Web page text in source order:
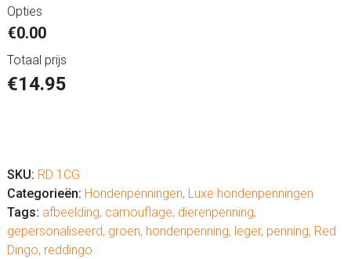
Opties
€0.00
Totaal prijs
€14.95
"Camouflage
Groen"
aantal
SKU: RD 1CG
Categorieën: Hondenpenningen, Luxe hondenpenningen
Tags: afbeelding, camouflage, dierenpenning,
gepersonaliseerd, groen, hondenpenning, leger, penning, Red
Dingo, reddingo